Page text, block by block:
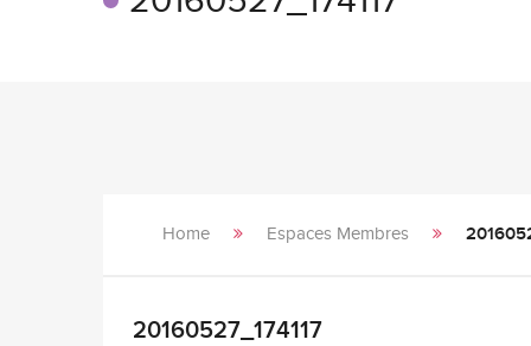
Home Espaces Membres
20160527_174117